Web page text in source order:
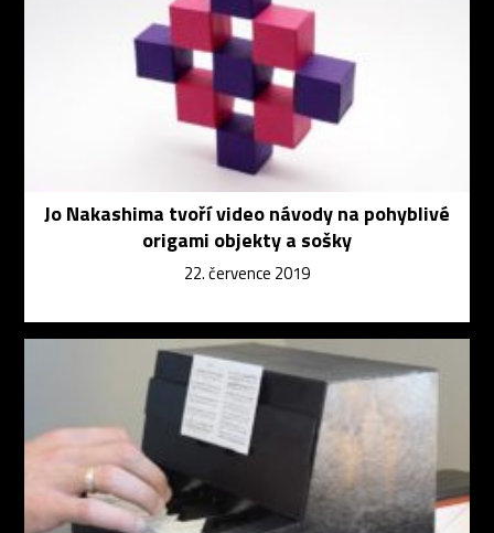
Jo Nakashima tvoří video návody na pohyblivé
origami objekty a sošky
22. července 2019